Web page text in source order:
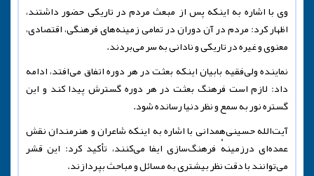
وی با اشاره به اینکه پس از مبعث مردم در تاریکی حضور داشتند،
اظهار کرد: مردم در آن دوران در تمامی زمینه‌های فرهنگی، اقتصادی،
معنوی و غیره در تاریکی و نادانی به سر می‌بردند.
نماینده ولی‌فقیه بابیان اینکه بعثت در هر دوره اتفاق می‌افتد، ادامه
داد: لازم است فرهنگ بعثت در هر دوره گسترش پیدا کند و این
گستره نور به سمع و نظر دنیا رسانده شود.
آیت‌الله حسینی‌همدانی با اشاره به اینکه شاعران و هنرمندان نقش
عمده‌ای درزمینهٔ فرهنگ‌سازی ایفا می‌کنند، تأکید کرد: این قشر
می‌توانند با دقت نظر بیشتری به مسائل و‌ مباحث بپردازند.